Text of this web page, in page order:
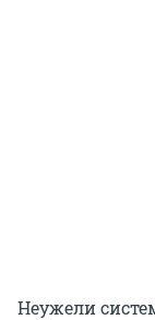
Неужели